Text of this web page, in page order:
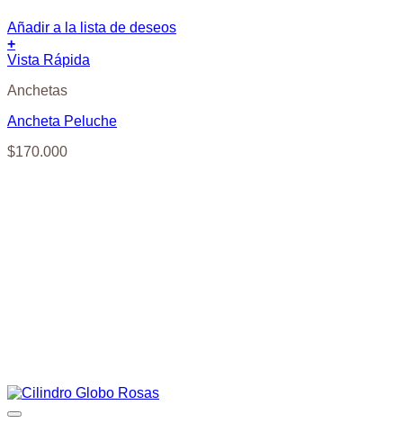
Añadir a la lista de deseos
+
Vista Rápida
Anchetas
Ancheta Peluche
$170.000